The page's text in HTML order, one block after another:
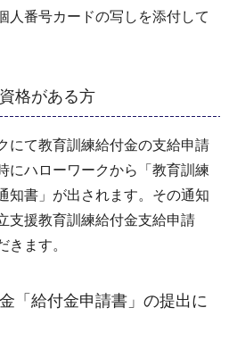
人番号カードの写しを添付して
格がある方
にて教育訓練給付金の支給申請
にハローワークから「教育訓練
知書」が出されます。その通知
支援教育訓練給付金支給申請
きます。
「給付金申請書」の提出に